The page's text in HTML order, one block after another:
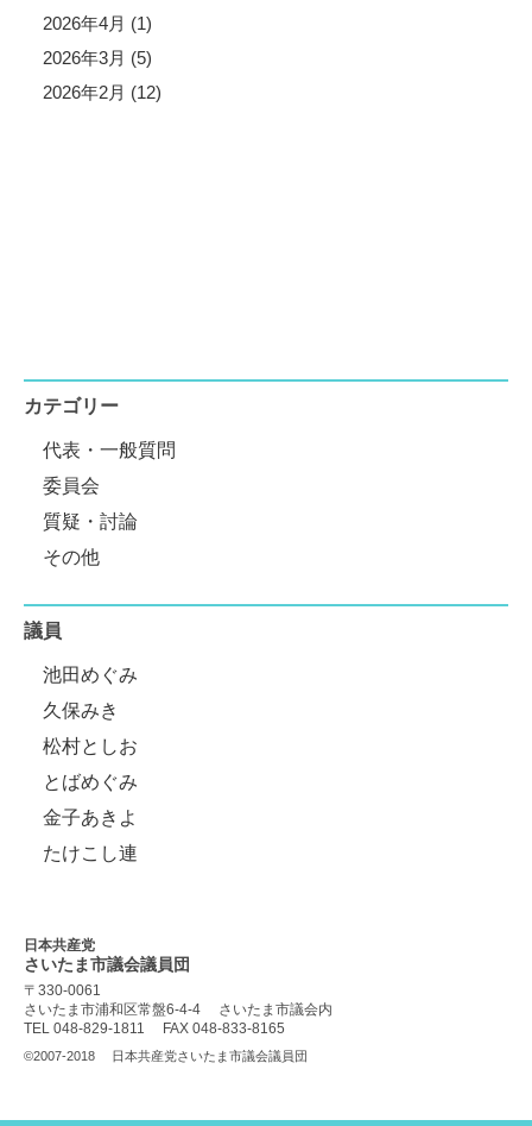
2026年4月 (1)
2026年3月 (5)
2026年2月 (12)
カテゴリー
代表・一般質問
委員会
質疑・討論
その他
議員
池田めぐみ
久保みき
松村としお
とばめぐみ
金子あきよ
たけこし連
日本共産党
さいたま市議会議員団
〒330-0061
さいたま市浦和区常盤6-4-4
さいたま市議会内
TEL 048-829-1811
FAX 048-833-8165
©2007-2018 日本共産党さいたま市議会議員団